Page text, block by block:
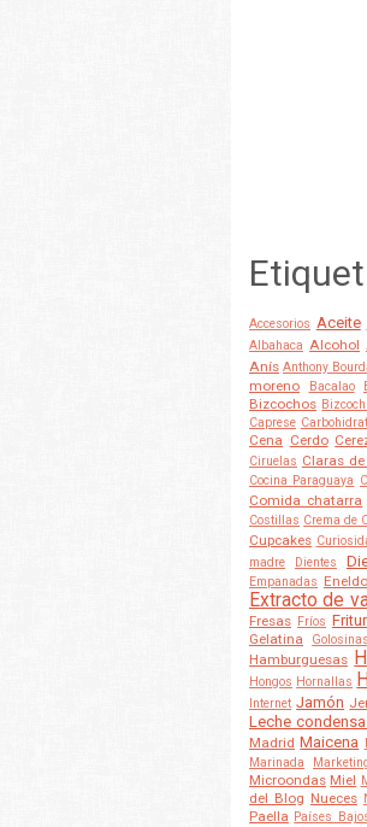
Accesorios Aceite
Albahaca Alcohol
Anís Anthony
moreno
Bacalao
Bizcochos
Caprese
Cena Cerdo
Ciruelas Claras
Cocina Paraguaya
Comida chatarra
Costillas Crema de
Cupcakes
madre
Dientes
Empanadas Eneldo
Extracto de
Fresas Fríos
Gelatina
Golosinas
Hamburguesas
Hongos Hornallas
Internet Jamón
Leche
Madrid Maicena
Marinada
Microondas Miel
del Blog Nueces
Paella Países